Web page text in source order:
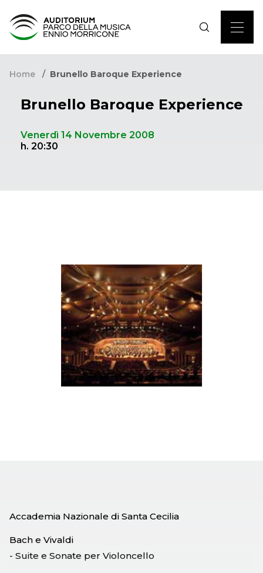
Home Brunello Baroque Experience
Brunello Baroque Experience
Venerdì 14 Novembre 2008
h. 20:30
Accademia Nazionale di Santa Cecilia
Bach e Vivaldi
- Suite e Sonate per Violoncello